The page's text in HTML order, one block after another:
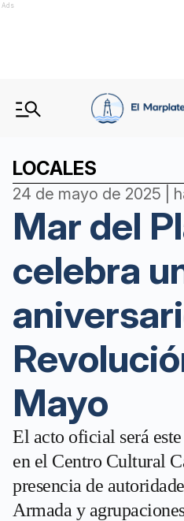
Ads
LOCALES
24 de mayo de 2025 |
Mar del
celebra
Mayo
El acto oficial será
en el Centro Cultural
presencia de
Armada y